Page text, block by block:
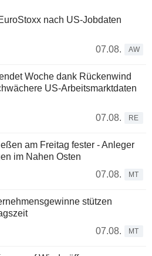
nach US-Jobdaten
07.08.
AW
Woche dank Rückenwind
US-Arbeitsmarktdaten
07.08.
RE
am Freitag fester - Anleger
im Nahen Osten
07.08.
MT
stützen
07.08.
MT